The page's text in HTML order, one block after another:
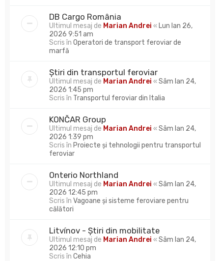
DB Cargo România
Ultimul mesaj de Marian Andrei « Lun Ian 26,
2026 9:51 am
Scris în Operatori de transport feroviar de
marfă
Știri din transportul feroviar
Ultimul mesaj de Marian Andrei «Sâm Ian 24,
2026 1:45 pm
Scris în Transportul feroviar din Italia
KONČAR Group
Ultimul mesaj de Marian Andrei «Sâm Ian 24,
2026 1:39 pm
Scris în Proiecte și tehnologii pentru transportul
feroviar
Onterio Northland
Ultimul mesaj de Marian Andrei «Sâm Ian 24,
2026 12:45 pm
Scris în Vagoane și sisteme feroviare pentru
călători
Litvínov - Știri din mobilitate
Ultimul mesaj de Marian Andrei «Sâm Ian 24,
2026 12:10 pm
Scris în Cehia